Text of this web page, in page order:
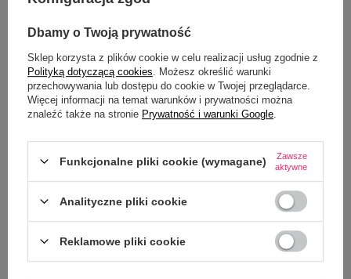
NAJCZĘŚCIEJ KUPOWANE Z
TYM TOWAREM
Kubek termiczny z
49,90 zł
Dbamy o Twoją prywatność
Sklep korzysta z plików cookie w celu realizacji usług zgodnie z
Polityką dotyczącą cookies . Możesz określić warunki
przechowywania lub dostępu do cookie w Twojej przeglądarce.
Więcej informacji na temat warunków i prywatności można
znaleźć także na stronie Prywatność i warunki Google
Funkcjonalne pliki cookie (wymagane)
Zawsze
aktywne
Analityczne pliki cookie
Reklamowe pliki cookie